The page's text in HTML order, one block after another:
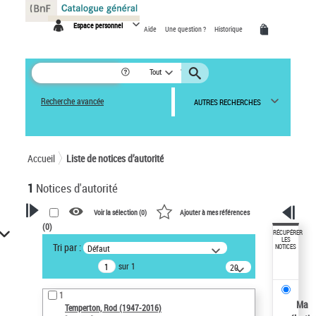
Espace personnel Aide Une question ? Historique
Tout
Recherche avancée AUTRES RECHERCHES
Accueil Liste de notices d’autorité
1 Notices d'autorité
VOTRE RECHERCHE
Recherche avancée dans les
notices d’autorité
Œuvres liées à l'auteur :
Temperton, Rod (1947-2016)
Voir la sélection (0) Ajouter à mes références
(0)
Tri par : Défaut
sur 1
20
résultats/page
1
Temperton, Rod (1947-2016)
RÉCUPÉRER
LES
NOTICES
Ma
Panneau de gestion des cookies